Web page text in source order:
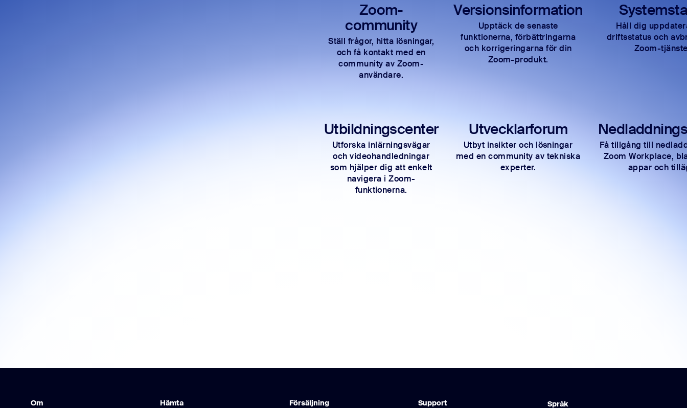
Zoom-
community
Ställ frågor, hitta lösningar,
och få kontakt med en
community av Zoom-
användare.
Versionsinformation
Upptäck de senaste
funktionerna, förbättringarna
och korrigeringarna för din
Zoom-produkt.
Håll dig
driftsstatus och
Zoom-
Utbildningscenter
Utforska inlärningsvägar
och videohandledningar
som hjälper dig att enkelt
navigera i Zoom-
funktionerna.
Utvecklarforum
Utbyt insikter och lösningar
med en community av tekniska
experter.
Få tillgång till
Zoom Workplace,
appar och
Om Hämta Försäljning Support Språk